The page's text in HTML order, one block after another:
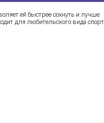
ей быстрее сохнуть и лучше
для любительского вида